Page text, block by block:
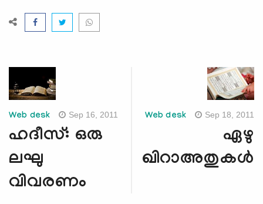
Web desk Sep 16, 2011
ഹദീസ്: ഒരു
ലഘു
വിവരണം
Web desk Sep 18, 2011
ഏഴു
ഖിറാഅതുകള്‍